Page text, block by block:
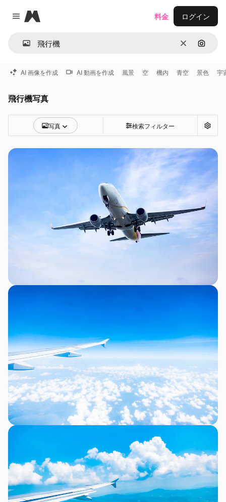
Close menu
Magnific
消去 画像で
料金 ログイン
AI 画像を作成 AI 動画を作成 風景 空 機内 青空 景色 宇
飛行機写真
写真 検索フィルター